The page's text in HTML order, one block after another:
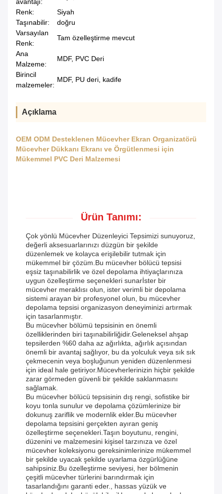
avantajı:
Renk:
Siyah
Taşınabilir:
doğru
Varsayılan
Renk:
Tam özelleştirme mevcut
Ana
Malzeme:
MDF, PVC Deri
Birincil
malzemeler:
MDF, PU deri, kadife
Açıklama
OEM ODM Desteklenen Mücevher Ekran Organizatörü
Mücevher Dükkanı Ekranı ve Örgütlenmesi için
Mükemmel PVC Deri Malzemesi
Ürün Tanımı:
Çok yönlü Mücevher Düzenleyici Tepsimizi sunuyoruz,
değerli aksesuarlarınızı düzgün bir şekilde
düzenlemek ve kolayca erişilebilir tutmak için
mükemmel bir çözüm.Bu mücevher bölücü tepsisi
eşsiz taşınabilirlik ve özel depolama ihtiyaçlarınıza
uygun özelleştirme seçenekleri sunarİster bir
mücevher meraklısı olun, ister verimli bir depolama
sistemi arayan bir profesyonel olun, bu mücevher
depolama tepsisi organizasyon deneyiminizi artırmak
için tasarlanmıştır.
Bu mücevher bölümü tepsisinin en önemli
özelliklerinden biri taşınabilirliğidir.Geleneksel ahşap
tepsilerden %60 daha az ağırlıkta, ağırlık açısından
önemli bir avantaj sağlıyor, bu da yolculuk veya sık sık
çekmecenin veya boşluğunun yeniden düzenlenmesi
için ideal hale getiriyor.Mücevherlerinizin hiçbir şekilde
zarar görmeden güvenli bir şekilde saklanmasını
sağlamak.
Bu mücevher bölücü tepsisinin dış rengi, sofistike bir
koyu tonla sunulur ve depolama çözümlerinize bir
dokunuş zariflik ve modernlik ekler.Bu mücevher
depolama tepsisini gerçekten ayıran geniş
özelleştirme seçenekleri.Taşın boyutunu, rengini,
düzenini ve malzemesini kişisel tarzınıza ve özel
mücevher koleksiyonu gereksinimlerinize mükemmel
bir şekilde uyacak şekilde uyarlama özgürlüğüne
sahipsiniz.Bu özelleştirme seviyesi, her bölmenin
çeşitli mücevher türlerini barındırmak için
tasarlandığını garanti eder., hassas yüzük ve